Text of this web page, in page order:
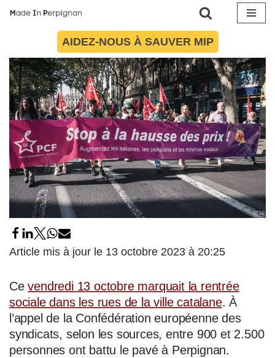
contenu
AIDEZ-NOUS À SAUVER MIP
Article mis à jour le 13 octobre 2023 à 20:25
Cevendredi 13 octobre marquait la rentrée
sociale dans les rues de la ville catalane. À
l’appel de la Confédération européenne des
syndicats, selon les sources, entre 900 et 2.500
personnes ont battu le pavé à Perpignan.